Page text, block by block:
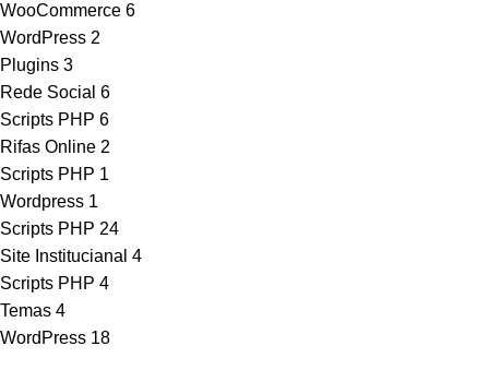
WooCommerce 6
WordPress 2
Plugins 3
Rede Social 6
Scripts PHP 6
Rifas Online 2
Scripts PHP 1
Wordpress 1
Scripts PHP 24
Site Institucianal 4
Scripts PHP 4
Temas 4
WordPress 18